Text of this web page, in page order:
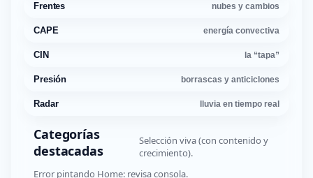
Frentes nubes y cambios
CAPE energía convectiva
CIN la “tapa”
Presión borrascas y anticiclones
Radar lluvia en tiempo real
Categorías
destacadas
Selección viva (con contenido y
crecimiento).
Error pintando Home: revisa consola.